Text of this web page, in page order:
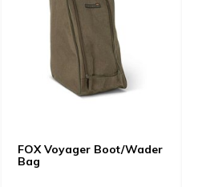
FOX Voyager Boot/Wader
Bag